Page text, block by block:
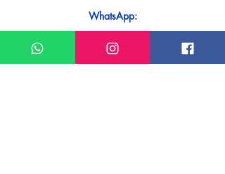
WhatsApp:
Mensagem: